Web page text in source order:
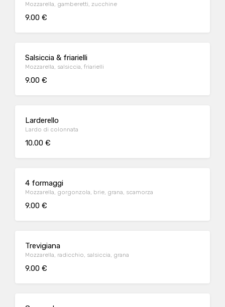
Mozzarella, gamberetti, zucchine
9.00 €
Salsiccia & friarielli
Mozzarella, salsiccia, friarielli
9.00 €
Larderello
Lardo di colonnata
10.00 €
4 formaggi
Mozzarella, gorgonzola, brie, grana, scamorza
9.00 €
Trevigiana
Mozzarella, radicchio, salsiccia, grana
9.00 €